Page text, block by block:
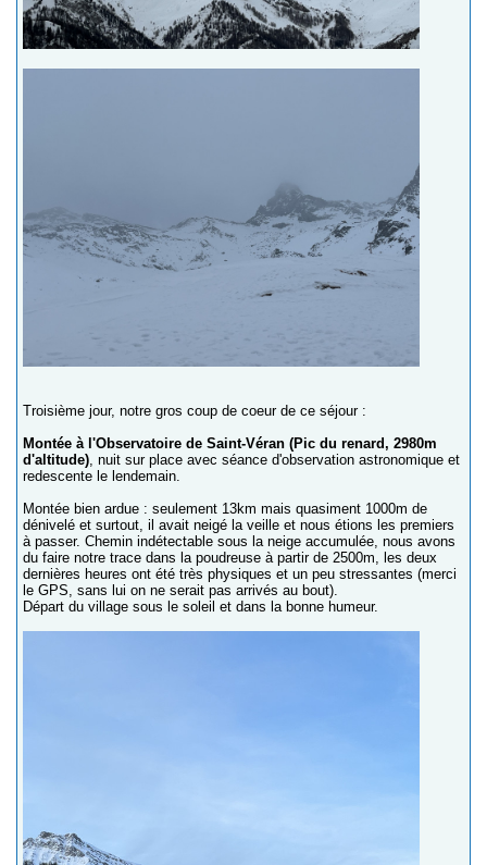
Troisième jour, notre gros coup de coeur de ce séjour :
Montée à l'Observatoire de Saint-Véran (Pic du renard, 2980m
d'altitude), nuit sur place avec séance d'observation astronomique et
redescente le lendemain.
Montée bien ardue : seulement 13km mais quasiment 1000m de
dénivelé et surtout, il avait neigé la veille et nous étions les premiers
à passer. Chemin indétectable sous la neige accumulée, nous avons
du faire notre trace dans la poudreuse à partir de 2500m, les deux
dernières heures ont été très physiques et un peu stressantes (merci
le GPS, sans lui on ne serait pas arrivés au bout).
Départ du village sous le soleil et dans la bonne humeur.